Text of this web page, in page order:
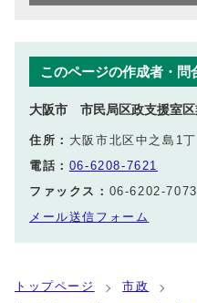
このページの作成者・問
大阪市 市民局区政支援室区
住所： 大阪市北区中之島1
電話： 06-6208-7621
ファックス： 06-6202-7073
メール送信フォーム
トップページ
市政